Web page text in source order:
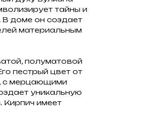
тайны и
В доме он создает
материальным
полуматовой
пестрый цвет от
с мерцающими
уникальную
Кирпич имеет